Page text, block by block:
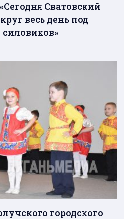
Сватовский
весь день под
городского